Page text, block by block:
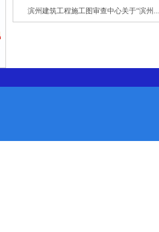
滨州建筑工程施工图审查中心关于“滨州...